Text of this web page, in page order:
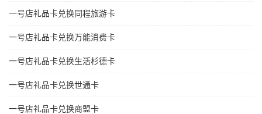
一号店礼品卡兑换同程旅游卡
一号店礼品卡兑换万能消费卡
一号店礼品卡兑换生活杉德卡
一号店礼品卡兑换世通卡
一号店礼品卡兑换商盟卡